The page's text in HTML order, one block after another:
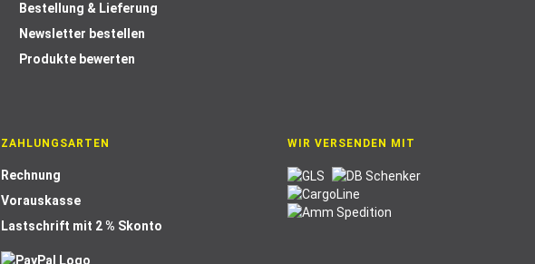
Bestellung & Lieferung
Newsletter bestellen
Produkte bewerten
ZAHLUNGSARTEN
Rechnung
Vorauskasse
Lastschrift mit 2 % Skonto
WIR VERSENDEN MIT